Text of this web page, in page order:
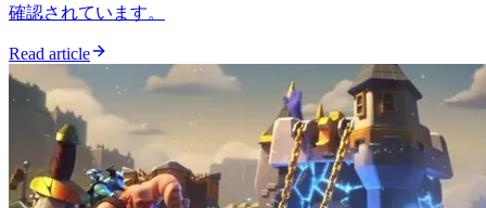
確認されています。
Read article